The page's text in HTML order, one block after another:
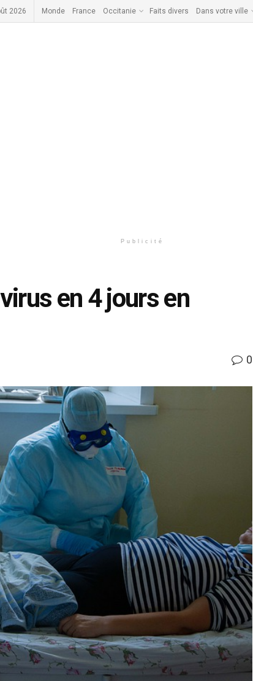
2026 Monde France Occitanie Faits divers Dans votre ville
Publicité
en 4 jours en
0